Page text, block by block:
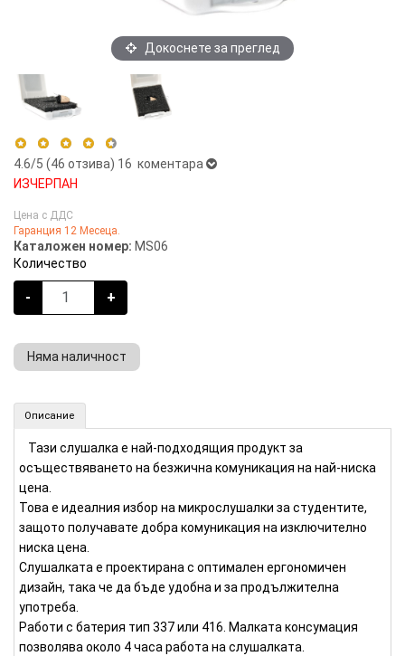
Докоснете за преглед
4.6/5 (46 отзива)
5 stars
4 stars
3 stars
2 stars
16 коментара
ИЗЧЕРПАН
Цена с ДДС
Гаранция 12 Месеца.
Каталожен номер: MS06
Количество
- +
Няма наличност
Микрослушалка (Номер: MS06)
Описание
Тази слушалка е най-подходящия продукт за
осъществяването на безжична комуникация на най-ниска
цена.
Това е идеалния избор на микрослушалки за студентите,
защото получавате добра комуникация на изключително
ниска цена.
Слушалката е проектирана с оптимален ергономичен
дизайн, така че да бъде удобна и за продължителна
употреба.
Работи с батерия тип 337 или 416. Малката консумация
позволява около 4 часа работа на слушалката.